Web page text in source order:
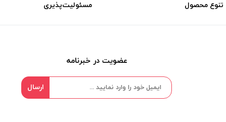
تنوع محصول مسئولیت‌پذیری
عضویت در خبرنامه
ارسال